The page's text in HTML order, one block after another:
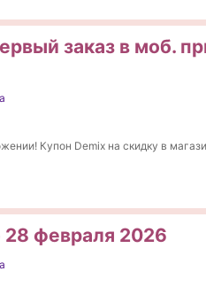
заказ в моб.
Купон Demix на скидку в
28 февраля 2026